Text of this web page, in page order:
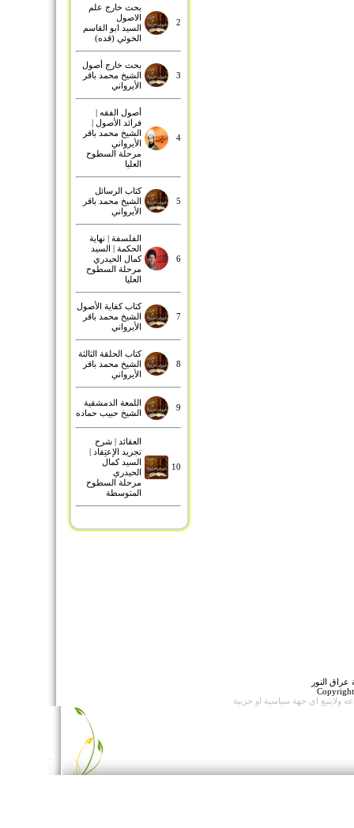
2
بحث خارج علم
الاصول
السيد ابو القاسم
الخوئي (قده)
3
بحث خارج أصول
الشيخ محمد باقر
الأيرواني
4
أصول الفقه |
فرائد الأصول |
الشيخ محمد باقر
الأيرواني
مرحلة السطوح
العليا
5
كتاب الرسائل
الشيخ محمد باقر
الأيرواني
6
الفلسفة | نهاية
الحكمة | السيد
كمال الحيدري
مرحلة السطوح
العليا
7
كتاب كفاية الأصول
الشيخ محمد باقر
الأيرواني
8
كتاب الحلقة الثالثة
الشيخ محمد باقر
الأيرواني
9
اللمعة الدمشقية
الشيخ حبيب حماده
10
العقائد | شرح
تجريد الإعتِقاد |
السيد كمال
الحيدري
مرحلة السطوح
المتوسطة
النور
ولايتبع اي جهة سياسية او حزبية